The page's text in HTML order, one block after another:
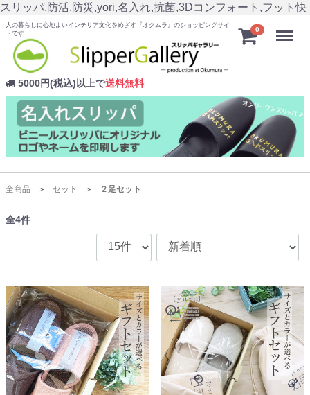
スリッパ,防活,防災,yori,名入れ,抗菌,3Dコンフォート,フット快
人の暮らしに心地よいインテリア文化をめざす『オクムラ』のショッピングサイ
トです
5000円(税込)以上で送料無料
0 Menu
全商品 セット ２足セット
全4件